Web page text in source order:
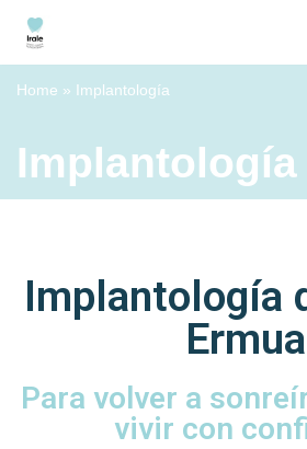
Saltar
al
Home » Implantología
Implantología
Implantología
Ermua
Para volver a
vivir con